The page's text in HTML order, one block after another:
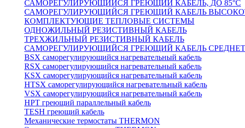
САМОРЕГУЛИРУЮЩИЙСЯ ГРЕЮЩИЙ КАБЕЛЬ, ДО 85°С
САМОРЕГУЛИРУЮЩИЙСЯ ГРЕЮЩИЙ КАБЕЛЬ
КОМПЛЕКТУЮЩИЕ ТЕПЛОВЫЕ СИСТЕМЫ
ОДНОЖИЛЬНЫЙ РЕЗИСТИВНЫЙ КАБЕЛЬ
ТРЕХЖИЛЬНЫЙ РЕЗИСТИВНЫЙ КАБЕЛЬ
САМОРЕГУЛИРУЮЩИЙСЯ ГРЕЮЩИЙ КАБЕЛЬ
BSX саморегулирующийся нагревательный кабель
RSX саморегулирующийся нагревательный кабель
KSX саморегулирующийся нагревательный кабель
HTSX саморегулирующийся нагревательный кабель
VSX саморегулирующийся нагревательный кабель
НРТ греющий параллельный кабель
TESH греющий кабель
Механические термостаты THERMON